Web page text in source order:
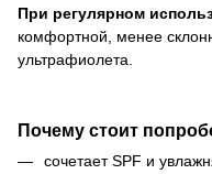
При регулярном
комфортной, менее
ультрафиолета.
Почему стоит
сочетает SPF и